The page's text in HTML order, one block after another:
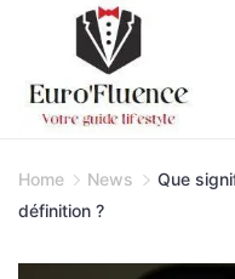
content
Home News
Que
définition ?